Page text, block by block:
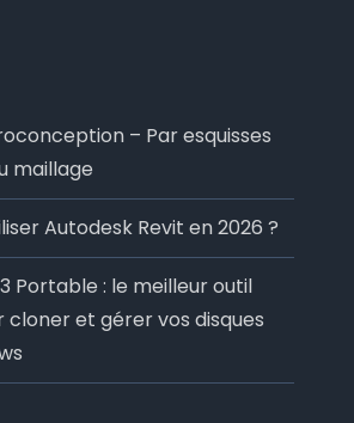
– Par esquisses
maillage
Autodesk Revit en 2026 ?
Portable : le meilleur outil
et gérer vos disques